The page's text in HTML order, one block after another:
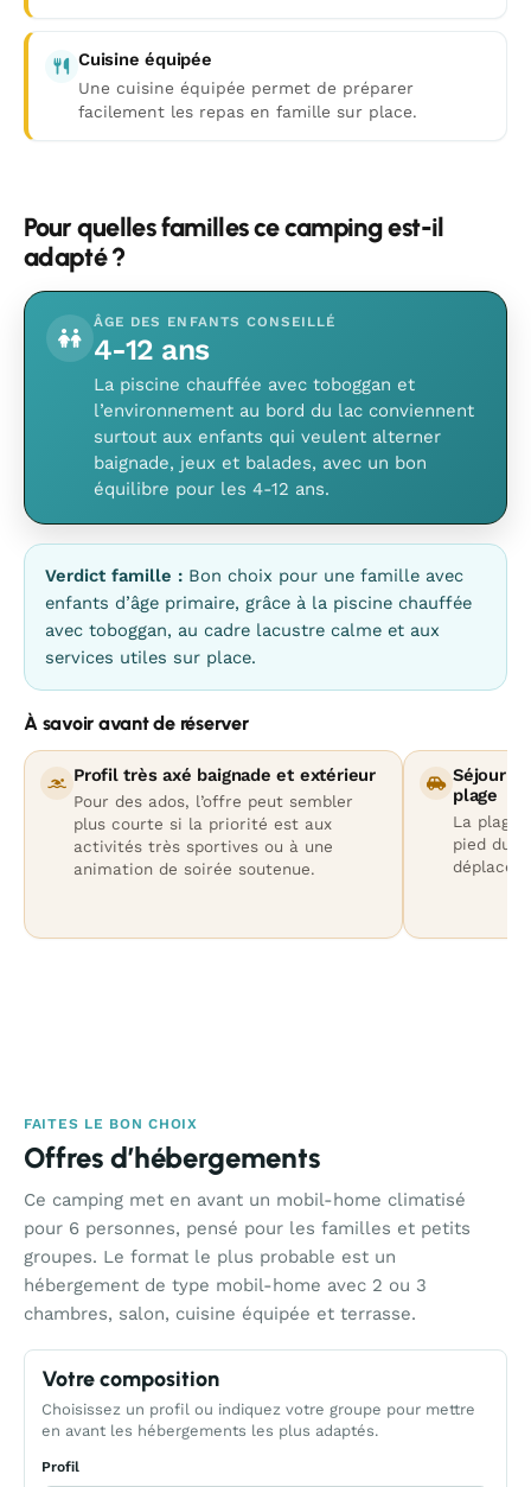
Cuisine équipée
Une cuisine équipée permet de préparer
facilement les repas en famille sur place.
Pour quelles familles ce camping est-il
adapté ?
ÂGE DES ENFANTS CONSEILLÉ
4-12 ans
La piscine chauffée avec toboggan et
l’environnement au bord du lac conviennent
surtout aux enfants qui veulent alterner
baignade, jeux et balades, avec un bon
équilibre pour les 4-12 ans.
Verdict famille : Bon choix pour une famille avec
enfants d’âge primaire, grâce à la piscine chauffée
avec toboggan, au cadre lacustre calme et aux
services utiles sur place.
À savoir avant de réserver
Profil très axé baignade et extérieur
Pour des ados, l’offre peut sembler
plus courte si la priorité est aux
activités très sportives ou à une
animation de soirée soutenue.
Séjour à
plage
La plage
pied du
FAITES LE BON CHOIX
Offres d’hébergements
Ce camping met en avant un mobil-home climatisé
pour 6 personnes, pensé pour les familles et petits
groupes. Le format le plus probable est un
hébergement de type mobil-home avec 2 ou 3
chambres, salon, cuisine équipée et terrasse.
Votre composition
Choisissez un profil ou indiquez votre groupe pour mettre
en avant les hébergements les plus adaptés.
Profil